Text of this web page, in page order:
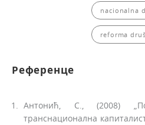
nacionalna
reforma
Референце
Антонић, С., (2008)
транснационална